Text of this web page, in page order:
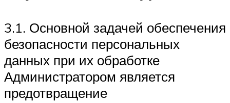
3.1. Основной задачей обеспечения
безопасности персональных
данных при их обработке
Администратором является
предотвращение